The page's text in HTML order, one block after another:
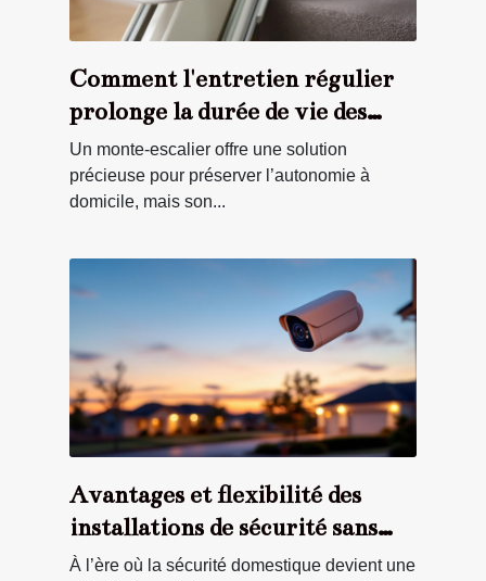
Comment l'entretien régulier
prolonge la durée de vie des
monte-escaliers ?
Un monte-escalier offre une solution
précieuse pour préserver l’autonomie à
domicile, mais son...
Avantages et flexibilité des
installations de sécurité sans
engagement
À l’ère où la sécurité domestique devient une